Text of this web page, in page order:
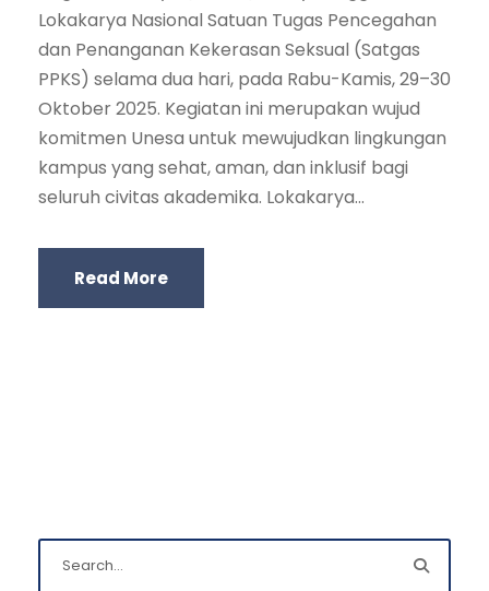
Lokakarya Nasional Satuan Tugas Pencegahan
dan Penanganan Kekerasan Seksual (Satgas
PPKS) selama dua hari, pada Rabu-Kamis, 29–30
Oktober 2025. Kegiatan ini merupakan wujud
komitmen Unesa untuk mewujudkan lingkungan
kampus yang sehat, aman, dan inklusif bagi
seluruh civitas akademika. Lokakarya...
Read More